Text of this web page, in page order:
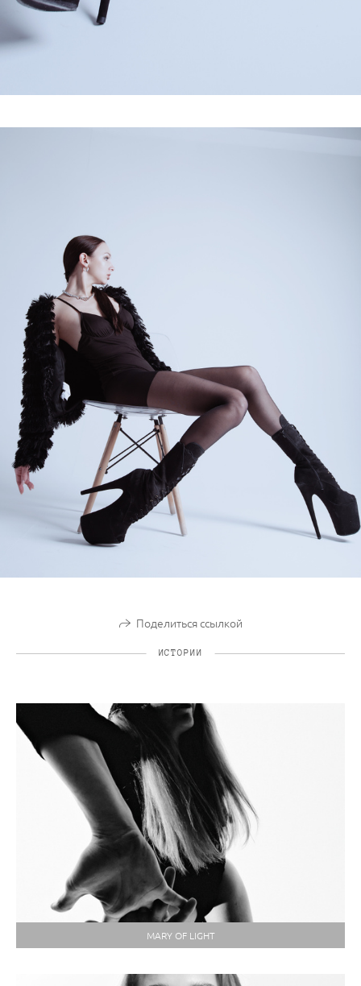
Поделиться ссылкой
ИСТОРИИ
MARY OF LIGHT